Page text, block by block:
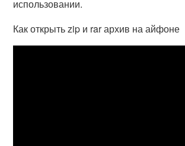
использовании.
Как открыть zip и rar архив на айфоне